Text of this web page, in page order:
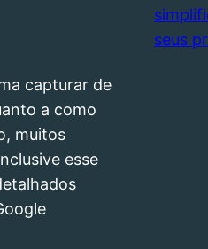
capturar de
a como
muitos
esse
seus